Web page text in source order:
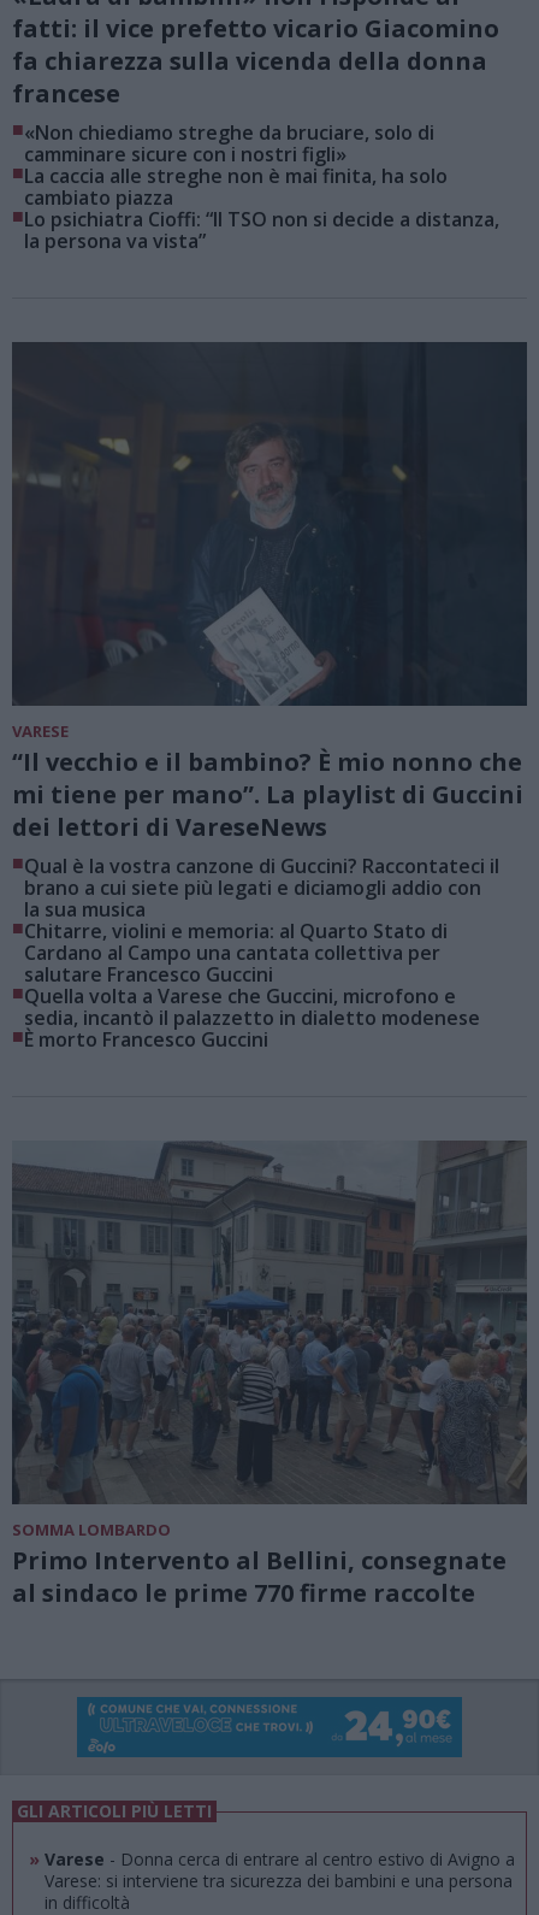
fatti: il vice prefetto vicario Giacomino
fa chiarezza sulla vicenda della donna
francese
■«Non chiediamo streghe da bruciare, solo di
camminare sicure con i nostri figli»
■La caccia alle streghe non è mai finita, ha solo
cambiato piazza
■Lo psichiatra Cioffi: “Il TSO non si decide a distanza,
la persona va vista”
VARESE
“Il vecchio e il bambino? È mio nonno che
mi tiene per mano”. La playlist di Guccini
dei lettori di VareseNews
■Qual è la vostra canzone di Guccini? Raccontateci il
brano a cui siete più legati e diciamogli addio con
la sua musica
■Chitarre, violini e memoria: al Quarto Stato di
Cardano al Campo una cantata collettiva per
salutare Francesco Guccini
■Quella volta a Varese che Guccini, microfono e
sedia, incantò il palazzetto in dialetto modenese
■È morto Francesco Guccini
SOMMA LOMBARDO
Primo Intervento al Bellini, consegnate
al sindaco le prime 770 firme raccolte
GLI ARTICOLI PIÙ LETTI
» Varese - Donna cerca di entrare al centro estivo di Avigno a
Varese: si interviene tra sicurezza dei bambini e una persona
in difficoltà